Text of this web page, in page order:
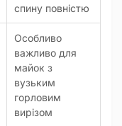
спину повністю
Особливо
важливо для
майок з
вузьким
горловим
вирізом